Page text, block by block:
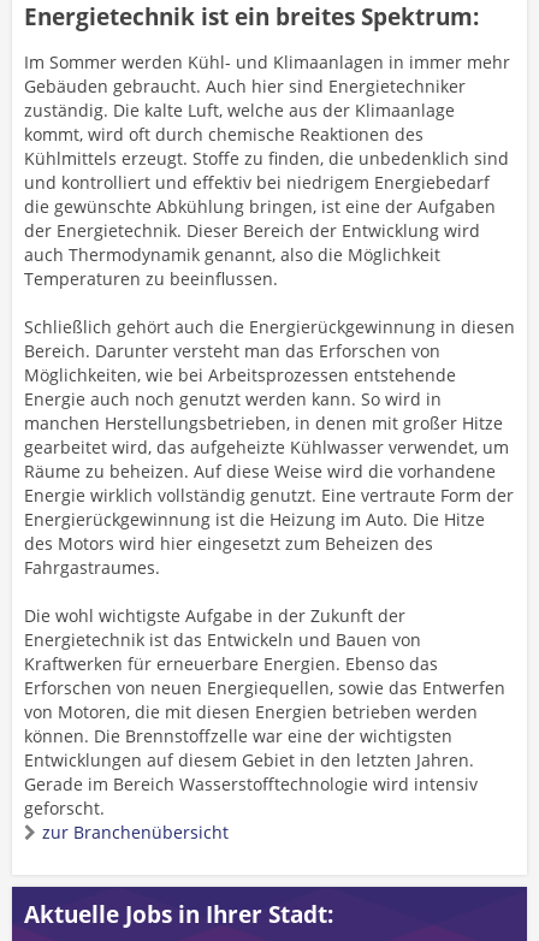
Energietechnik ist ein breites Spektrum:
Im Sommer werden Kühl- und Klimaanlagen in immer mehr
Gebäuden gebraucht. Auch hier sind Energietechniker
zuständig. Die kalte Luft, welche aus der Klimaanlage
kommt, wird oft durch chemische Reaktionen des
Kühlmittels erzeugt. Stoffe zu finden, die unbedenklich sind
und kontrolliert und effektiv bei niedrigem Energiebedarf
die gewünschte Abkühlung bringen, ist eine der Aufgaben
der Energietechnik. Dieser Bereich der Entwicklung wird
auch Thermodynamik genannt, also die Möglichkeit
Temperaturen zu beeinflussen.
Schließlich gehört auch die Energierückgewinnung in diesen
Bereich. Darunter versteht man das Erforschen von
Möglichkeiten, wie bei Arbeitsprozessen entstehende
Energie auch noch genutzt werden kann. So wird in
manchen Herstellungsbetrieben, in denen mit großer Hitze
gearbeitet wird, das aufgeheizte Kühlwasser verwendet, um
Räume zu beheizen. Auf diese Weise wird die vorhandene
Energie wirklich vollständig genutzt. Eine vertraute Form der
Energierückgewinnung ist die Heizung im Auto. Die Hitze
des Motors wird hier eingesetzt zum Beheizen des
Fahrgastraumes.
Die wohl wichtigste Aufgabe in der Zukunft der
Energietechnik ist das Entwickeln und Bauen von
Kraftwerken für erneuerbare Energien. Ebenso das
Erforschen von neuen Energiequellen, sowie das Entwerfen
von Motoren, die mit diesen Energien betrieben werden
können. Die Brennstoffzelle war eine der wichtigsten
Entwicklungen auf diesem Gebiet in den letzten Jahren.
Gerade im Bereich Wasserstofftechnologie wird intensiv
geforscht.
zur Branchenübersicht
Aktuelle Jobs in Ihrer Stadt: